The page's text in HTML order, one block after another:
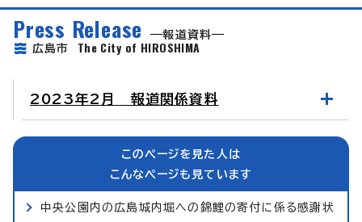
Press Release
報道資料
広島市 The City of HIROSHIMA
2023年2月 報道関係資料
このページを見た人は
こんなページも見ています
中央公園内の広島城内堀への錦鯉の寄付に係る感謝状